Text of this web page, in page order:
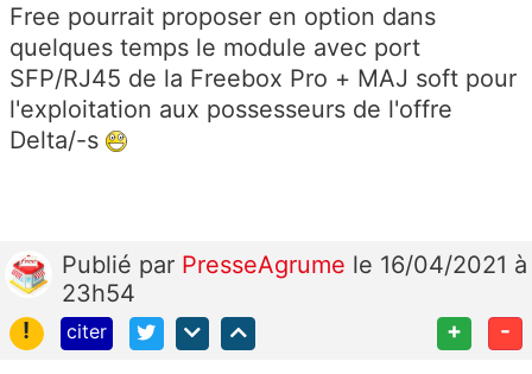
Free pourrait proposer en option dans
quelques temps le module avec port
SFP/RJ45 de la Freebox Pro + MAJ soft pour
l'exploitation aux possesseurs de l'offre
Delta/-s
Publié par PresseAgrume le 16/04/2021 à
23h54
!
citer + -